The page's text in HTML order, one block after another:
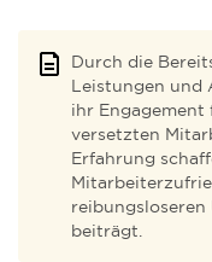
Durch die
Leistungen und
ihr Engagement
versetzten
Erfahrung
beiträgt.